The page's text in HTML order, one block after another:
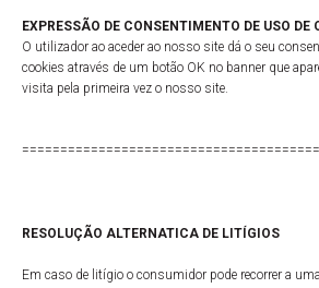
EXPRESSÃO DE CONSENTIMENTO DE USO DE
O utilizador ao aceder ao nosso site dá o seu
cookies através de um botão OK no banner que
visita pela primeira vez o nosso site.
RESOLUÇÃO ALTERNATICA DE LITÍGIOS
Em caso de litígio o consumidor pode recorrer a